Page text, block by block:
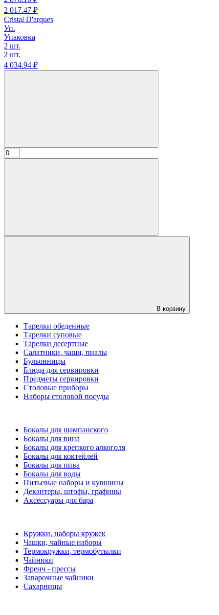
2 017.47 ₽
Cristal D'arques
Уп.
Упаковка
2 шт.
2 шт.
4 034.94 ₽
В корзину
Тарелки обеденные
Тарелки суповые
Тарелки десертные
Салатники, чаши, пиалы
Бульонницы
Блюда для сервировки
Предметы сервировки
Столовые приборы
Наборы столовой посуды
Бокалы для шампанского
Бокалы для вина
Бокалы для крепкого алкоголя
Бокалы для коктейлей
Бокалы для пива
Бокалы для воды
Питьевые наборы и кувшины
Декантеры, штофы, графины
Аксессуары для бара
Кружки, наборы кружек
Чашки, чайные наборы
Термокружки, термобутылки
Чайники
Френч - прессы
Заварочные чайники
Сахарницы